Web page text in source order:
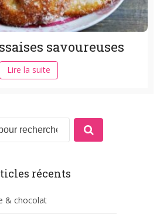
savoureuses
Lire la suite
récents
& chocolat